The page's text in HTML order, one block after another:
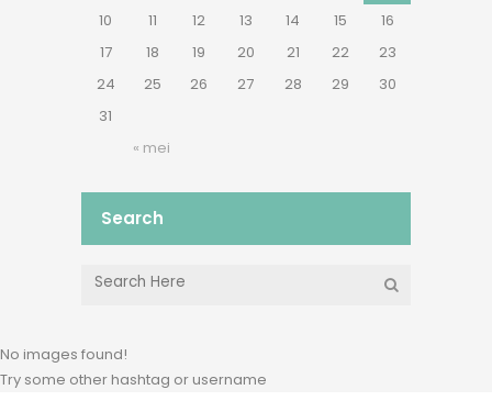
« mei
10
11 12 13 14 15
16
17
18 19 20 21 22
23
24
25 26 27 28 29
30
31
Search
No images found!
Try some other hashtag or username